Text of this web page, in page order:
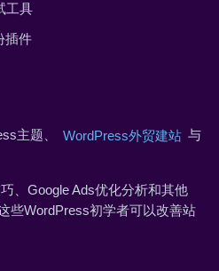
工具
插件
主题、 WordPress外贸建站 与
、Google Ads优化分析和其他
些WordPress初学者可以改善站